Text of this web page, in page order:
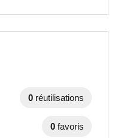
0 réutilisations
0 favoris